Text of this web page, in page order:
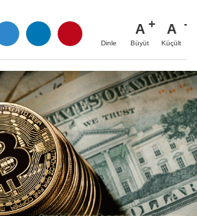
Dinle
A
Büyüt
A
Küçült